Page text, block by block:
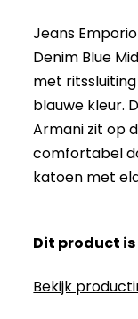
Jeans
Denim Blue
met
blauwe kleur.
Armani zit op
comfortabel
katoen met
Dit product
Bekijk